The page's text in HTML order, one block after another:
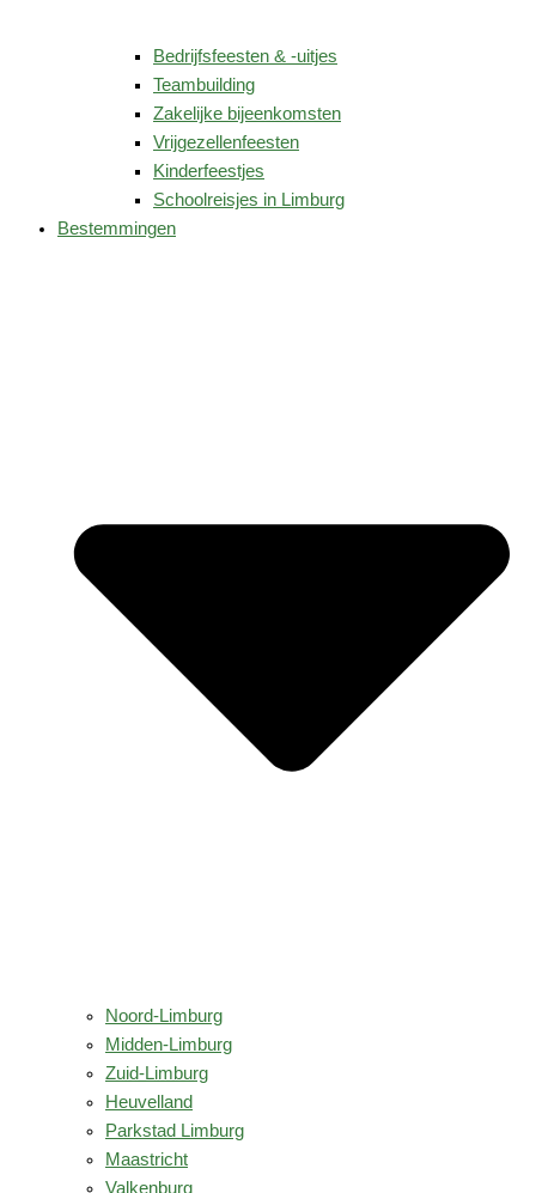
Bedrijfsfeesten & -uitjes
Teambuilding
Zakelijke bijeenkomsten
Vrijgezellenfeesten
Kinderfeestjes
Schoolreisjes in Limburg
Bestemmingen
Noord-Limburg
Midden-Limburg
Zuid-Limburg
Heuvelland
Parkstad Limburg
Maastricht
Valkenburg